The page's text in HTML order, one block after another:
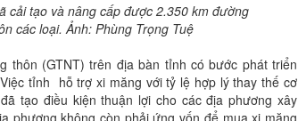
cải tạo và nâng cấp được 2.350 km đường
các loại. Ảnh: Phùng Trọng Tuệ
thôn (GTNT) trên địa bàn tỉnh có bước phát triển
tỉnh hỗ trợ xi măng với tỷ lệ hợp lý thay thế cơ
tạo điều kiện thuận lợi cho các địa phương xây
phương không còn phải ứng vốn để mua xi măng